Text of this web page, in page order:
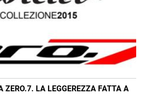
ZERO.7. LA LEGGEREZZA FATTA A